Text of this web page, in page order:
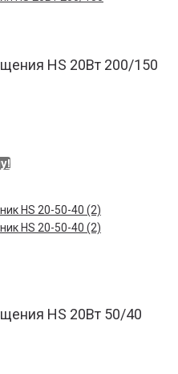
HS 20Вт 200/150
HS 20Вт 50/40